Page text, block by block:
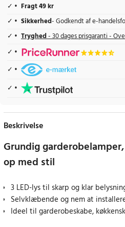
Fragt 49 kr
Sikkerhed- Godkendt af e-
Tryghed- 30 dages prisgaranti -
Beskrivelse
Grundig
op med stil
3 LED-lys til skarp og klar
Selvklæbende og nem at
Ideel til garderobeskabe,